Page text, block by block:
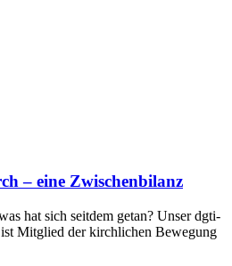
– eine Zwischenbilanz
hat sich seitdem getan? Unser dgti-
Mitglied der kirchlichen Bewegung